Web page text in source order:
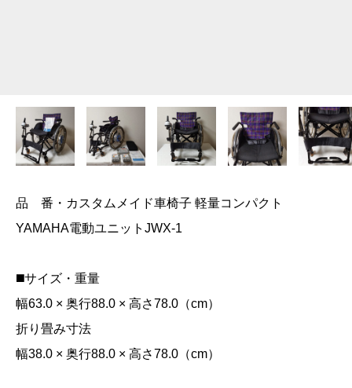
品 番・カスタムメイド車椅子 軽量コンパクト
YAMAHA電動ユニットJWX-1
◼️サイズ・重量
幅63.0 × 奥行88.0 × 高さ78.0（cm）
折り畳み寸法
幅38.0 × 奥行88.0 × 高さ78.0（cm）